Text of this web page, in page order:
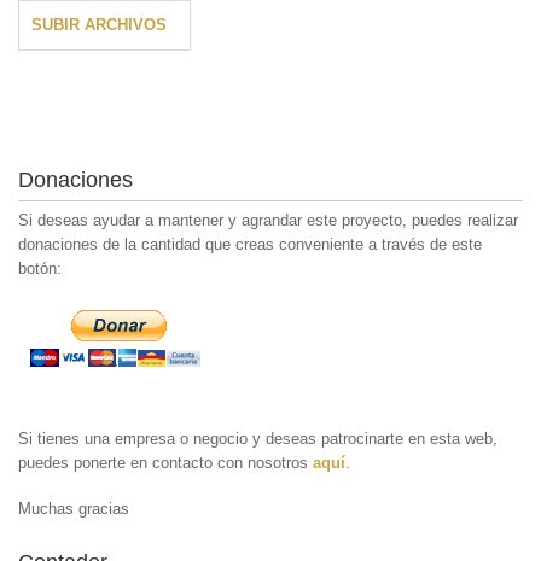
SUBIR ARCHIVOS
Donaciones
Si deseas ayudar a mantener y agrandar este proyecto, puedes realizar
donaciones de la cantidad que creas conveniente a través de este
botón:
Si tienes una empresa o negocio y deseas patrocinarte en esta web,
puedes ponerte en contacto con nosotros aquí
Muchas gracias